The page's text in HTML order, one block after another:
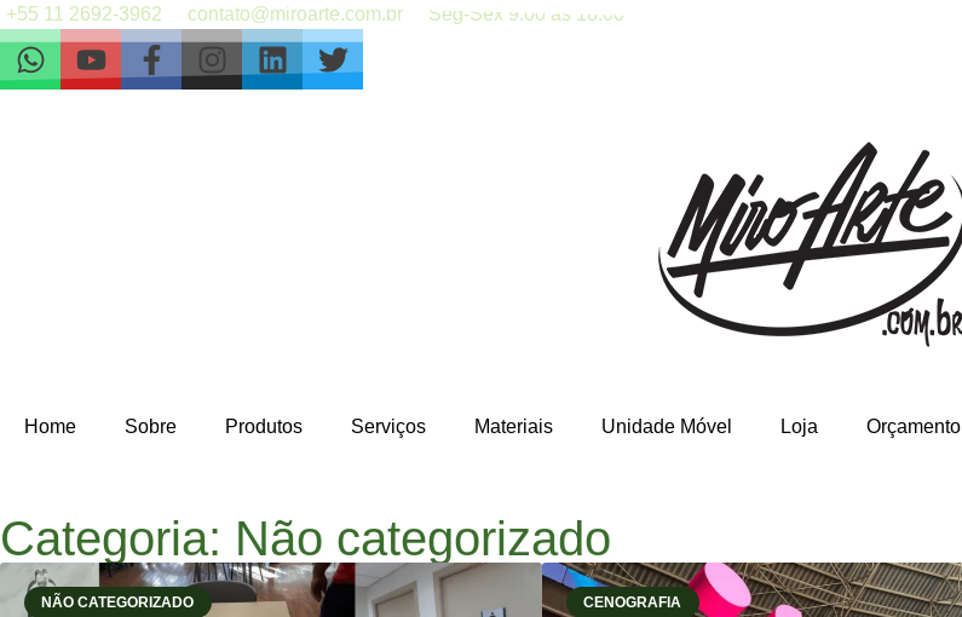
+55 11 2692-3962 contato@miroarte.com.br Seg-Sex 9:00 às 18:00
Home Sobre Produtos Serviços Materiais Unidade Móvel Loja Orçamento
Categoria: Não categorizado
NÃO CATEGORIZADO CENOGRAFIA